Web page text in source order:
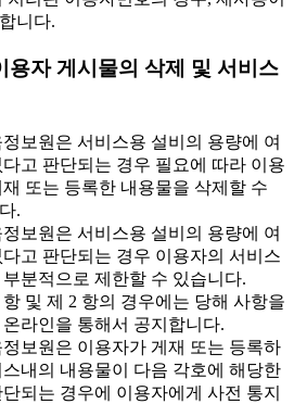
니다.
용자 게시물의 삭제 및 서비스
보원은 서비스용 설비의 용량에 여
고 판단되는 경우 필요에 따라 이용
또는 등록한 내용물을 삭제할 수
.
보원은 서비스용 설비의 용량에 여
다고 판단되는 경우 이용자의 서비스
분적으로 제한할 수 있습니다.
및 제 2 항의 경우에는 당해 사항을
라인을 통해서 공지합니다.
보원은 이용자가 게재 또는 등록하
스내의 내용물이 다음 각호에 해당한
되는 경우에 이용자에게 사전 통지